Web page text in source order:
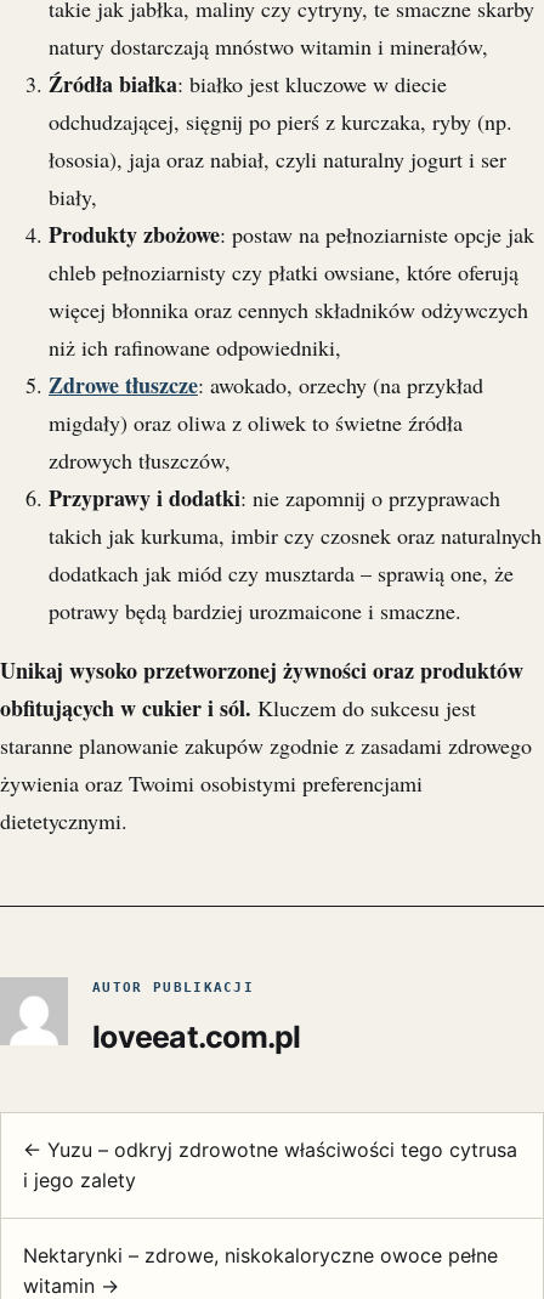
takie jak jabłka, maliny czy cytryny, te smaczne skarby
natury dostarczają mnóstwo witamin i minerałów,
Źródła białka: białko jest kluczowe w diecie
odchudzającej, sięgnij po pierś z kurczaka, ryby (np.
łososia), jaja oraz nabiał, czyli naturalny jogurt i ser
biały,
Produkty zbożowe: postaw na pełnoziarniste opcje jak
chleb pełnoziarnisty czy płatki owsiane, które oferują
więcej błonnika oraz cennych składników odżywczych
niż ich rafinowane odpowiedniki,
Zdrowe tłuszcze: awokado, orzechy (na przykład
migdały) oraz oliwa z oliwek to świetne źródła
zdrowych tłuszczów,
Przyprawy i dodatki: nie zapomnij o przyprawach
takich jak kurkuma, imbir czy czosnek oraz naturalnych
dodatkach jak miód czy musztarda – sprawią one, że
potrawy będą bardziej urozmaicone i smaczne.
Unikaj wysoko przetworzonej żywności oraz produktów
obfitujących w cukier i sól. Kluczem do sukcesu jest
staranne planowanie zakupów zgodnie z zasadami zdrowego
żywienia oraz Twoimi osobistymi preferencjami
dietetycznymi.
AUTOR PUBLIKACJI
loveeat.com.pl
← Yuzu – odkryj zdrowotne właściwości tego cytrusa
i jego zalety
Nektarynki – zdrowe, niskokaloryczne owoce pełne
witamin →